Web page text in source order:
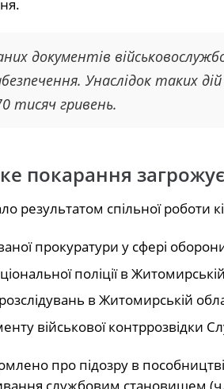
документів
Унаслідок таких
тисяч гривень.
покарання загрожує
результатом спільної роботи
прокуратури у сфері
поліції в
в Житомирській
військової контррозвідки
про підозру в пособництві